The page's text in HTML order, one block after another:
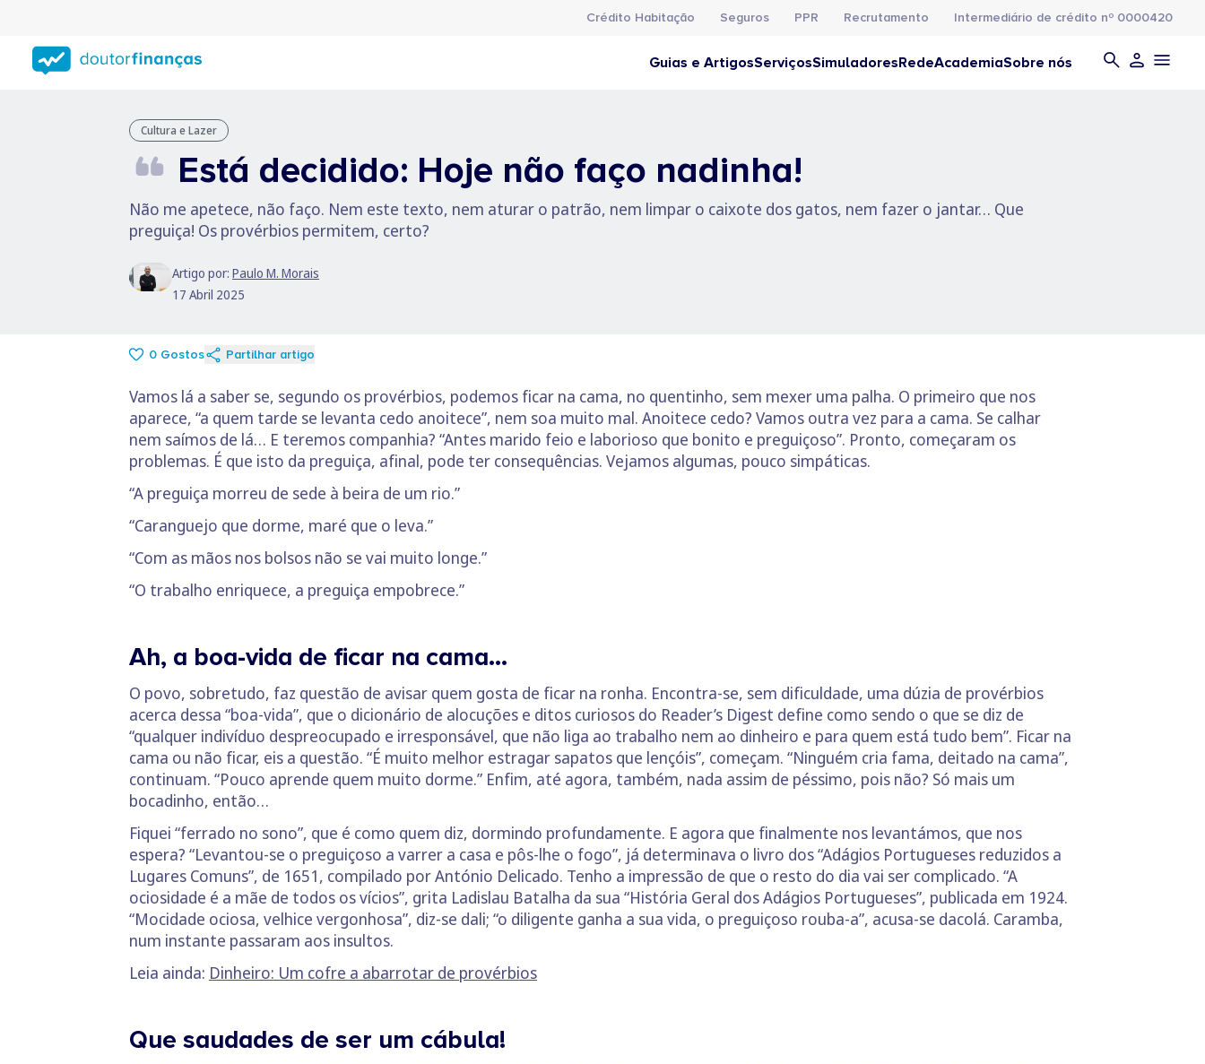
conteúdo
principal
Crédito Habitação Seguros PPR Recrutamento Intermediário de crédito nº 0000420
Guias e ArtigosServiçosSimuladoresRedeAcademiaSobre nós
Cultura e Lazer
Está decidido: Hoje não faço nadinha!
Não me apetece, não faço. Nem este texto, nem aturar o patrão, nem limpar o caixote dos gatos, nem fazer o jantar… Que
preguiça! Os provérbios permitem, certo?
Artigo por: Paulo M. Morais
17 Abril 2025
0 Gostos Partilhar artigo
Vamos lá a saber se, segundo os provérbios, podemos ficar na cama, no quentinho, sem mexer uma palha. O primeiro que nos
aparece, “a quem tarde se levanta cedo anoitece”, nem soa muito mal. Anoitece cedo? Vamos outra vez para a cama. Se calhar
nem saímos de lá… E teremos companhia? “Antes marido feio e laborioso que bonito e preguiçoso”. Pronto, começaram os
problemas. É que isto da preguiça, afinal, pode ter consequências. Vejamos algumas, pouco simpáticas.
“A preguiça morreu de sede à beira de um rio.”
“Caranguejo que dorme, maré que o leva.”
“Com as mãos nos bolsos não se vai muito longe.”
“O trabalho enriquece, a preguiça empobrece.”
Ah, a boa-vida de ficar na cama…
O povo, sobretudo, faz questão de avisar quem gosta de ficar na ronha. Encontra-se, sem dificuldade, uma dúzia de provérbios
acerca dessa “boa-vida”, que o dicionário de alocuções e ditos curiosos do Reader’s Digest define como sendo o que se diz de
“qualquer indivíduo despreocupado e irresponsável, que não liga ao trabalho nem ao dinheiro e para quem está tudo bem”. Ficar na
cama ou não ficar, eis a questão. “É muito melhor estragar sapatos que lençóis”, começam. “Ninguém cria fama, deitado na cama”,
continuam. “Pouco aprende quem muito dorme.” Enfim, até agora, também, nada assim de péssimo, pois não? Só mais um
bocadinho, então…
Fiquei “ferrado no sono”, que é como quem diz, dormindo profundamente. E agora que finalmente nos levantámos, que nos
espera? “Levantou-se o preguiçoso a varrer a casa e pôs-lhe o fogo”, já determinava o livro dos “Adágios Portugueses reduzidos a
Lugares Comuns”, de 1651, compilado por António Delicado. Tenho a impressão de que o resto do dia vai ser complicado. “A
ociosidade é a mãe de todos os vícios”, grita Ladislau Batalha da sua “História Geral dos Adágios Portugueses”, publicada em 1924.
“Mocidade ociosa, velhice vergonhosa”, diz-se dali; “o diligente ganha a sua vida, o preguiçoso rouba-a”, acusa-se dacolá. Caramba,
num instante passaram aos insultos.
Leia ainda: Dinheiro: Um cofre a abarrotar de provérbios
Que saudades de ser um cábula!